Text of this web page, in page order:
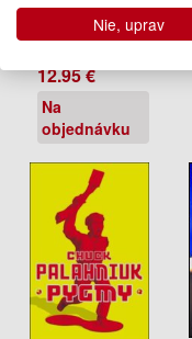
Palahniuk
12.95 €
Na
objednávku
Nie, uprav